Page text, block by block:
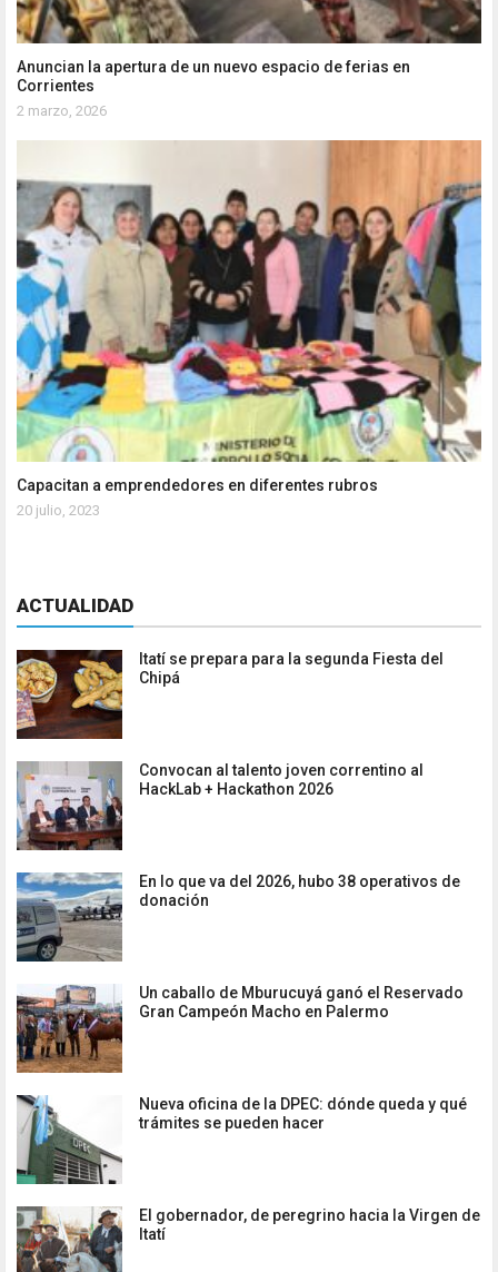
Anuncian la apertura de un nuevo espacio de ferias en
Corrientes
2 marzo, 2026
Capacitan a emprendedores en diferentes rubros
20 julio, 2023
ACTUALIDAD
Itatí se prepara para la segunda Fiesta del
Chipá
Convocan al talento joven correntino al
HackLab + Hackathon 2026
En lo que va del 2026, hubo 38 operativos de
donación
Un caballo de Mburucuyá ganó el Reservado
Gran Campeón Macho en Palermo
Nueva oficina de la DPEC: dónde queda y qué
trámites se pueden hacer
El gobernador, de peregrino hacia la Virgen de
Itatí